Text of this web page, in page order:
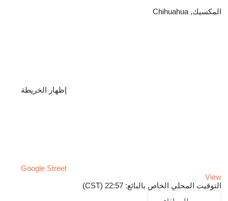
المكسيك, Chihuahua
إظهار الخريطة
Google Street
View
التوقيت المحلي الخاص بالبائع: 22:57 (CST)